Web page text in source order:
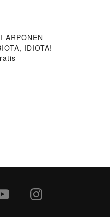
ARPONEN
IDIOTA!